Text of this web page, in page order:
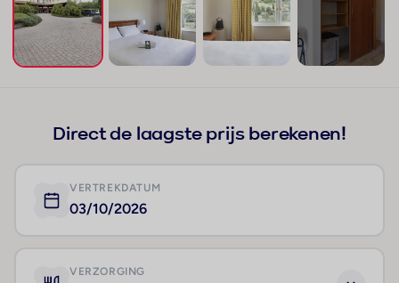
Direct de laagste prijs berekenen!
VERTREKDATUM
03/10/2026
VERZORGING